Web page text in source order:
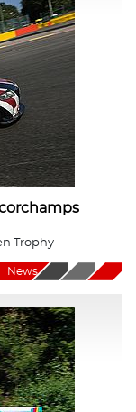
Trophy
News